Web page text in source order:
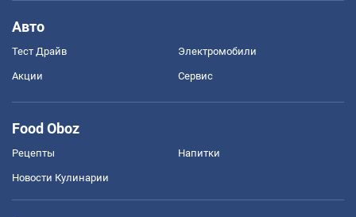
Авто
Тест Драйв Электромобили
Акции Сервис
Food Oboz
Рецепты Напитки
Новости Кулинарии